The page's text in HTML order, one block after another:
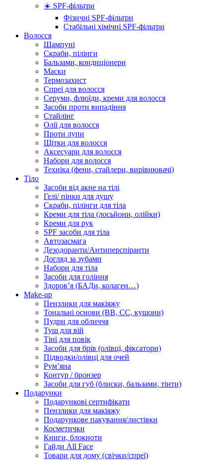
☀️ SPF-фільтри
Фізичні SPF-фільтри
Стабільні хімічні SPF-фільтри
Волосся
Шампуні
Скраби, пілінги
Бальзами, кондиціонери
Маски
Термозахист
Спреї для волосся
Серуми, флюїди, креми для волосся
Засоби проти випадіння
Стайлінг
Олії для волосся
Проти лупи
Щітки для волосся
Аксесуари для волосся
Набори для волосся
Техніка (фени, стайлери, вирівнювачі)
Тіло
Засоби від акне на тілі
Гелі/ пінки для душу
Скраби, пілінги для тіла
Креми для тіла (лосьйони, олійки)
Креми для рук
SPF засоби для тіла
Автозасмага
Дезодоранти/Антиперспіранти
Догляд за зубами
Набори для тіла
Засоби для гоління
Здоровʼя (БАДи, колаген…)
Make-up
Пензлики для макіяжу
Тональні основи (BB, CC, кушони)
Пудри для обличчя
Туш для вій
Тіні для повік
Засоби для брів (олівці, фіксатори)
Підводки/олівці для очей
Румʼяна
Контур / бронзер
Засоби для губ (блиски, бальзами, тінти)
Подарунки
Подарункові сертифікати
Пензлики для макіяжу
Подарункове пакування/листівки
Косметички
Книги, блокноти
Гайди All Face
Товари для дому (свічки/спреї)